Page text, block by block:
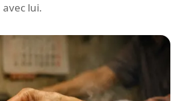
lui.